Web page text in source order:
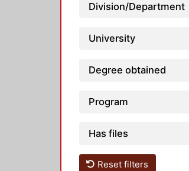
Division/Department
University
Degree obtained
Program
Has files
Reset filters